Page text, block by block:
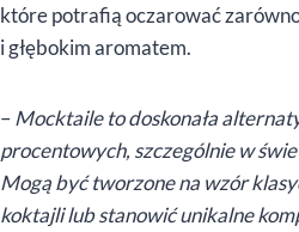
które potrafią oczarować
i głębokim aromatem.
–Mocktaile to doskonała
procentowych, szczególnie w
Mogą być tworzone na wzór
koktajli lub stanowić unikalne